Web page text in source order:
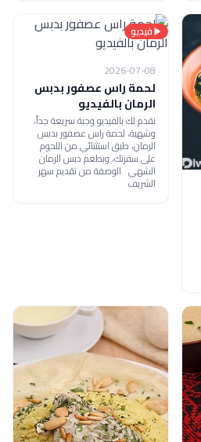
فيديو
2026-07-08
لحمة راس عصفور بدبس
الرمان بالفيديو
نقدم لك بالفيديو وجبة سريعة جداً،
وشهية، لحمة راس عصفور بدبس
الرمان، طبق استثنائي من اللحوم
على سفرتك، وبطعم دبس الرمان
الشهي الوصفة من تقديم سهر
الشريف